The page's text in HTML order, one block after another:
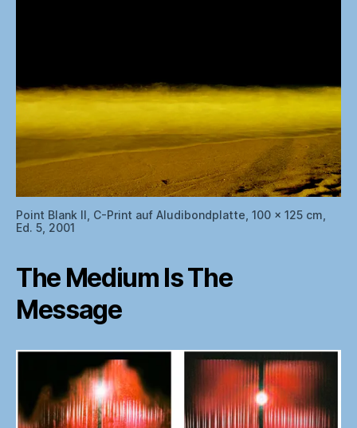
Point Blank II, C-Print auf Aludibondplatte, 100 x 125 cm,
Ed. 5, 2001
The Medium Is The
Message